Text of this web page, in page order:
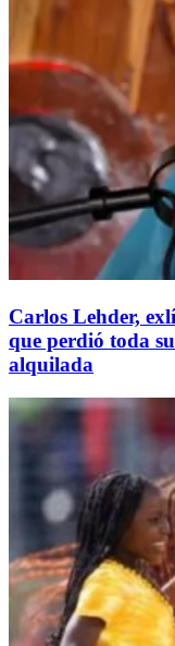
Carlos Lehder,
que perdió toda
alquilada